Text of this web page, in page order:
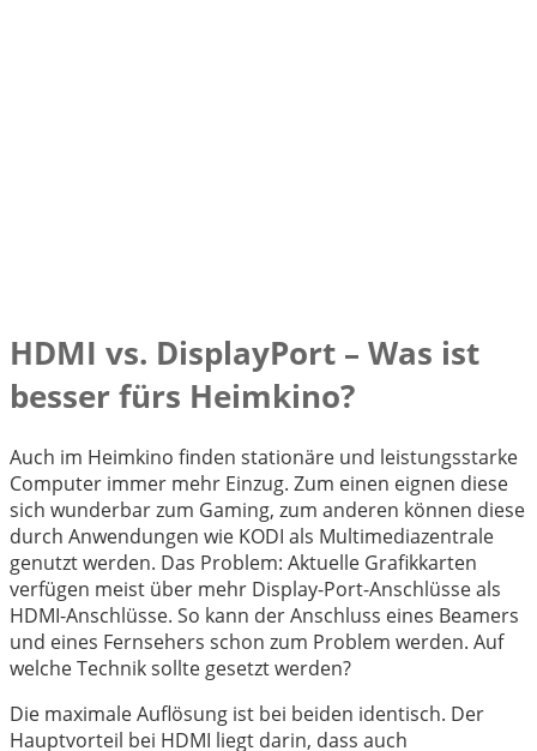
HDMI vs. DisplayPort – Was ist
besser fürs Heimkino?
Auch im Heimkino finden stationäre und leistungsstarke
Computer immer mehr Einzug. Zum einen eignen diese
sich wunderbar zum Gaming, zum anderen können diese
durch Anwendungen wie KODI als Multimediazentrale
genutzt werden. Das Problem: Aktuelle Grafikkarten
verfügen meist über mehr Display-Port-Anschlüsse als
HDMI-Anschlüsse. So kann der Anschluss eines Beamers
und eines Fernsehers schon zum Problem werden. Auf
welche Technik sollte gesetzt werden?
Die maximale Auflösung ist bei beiden identisch. Der
Hauptvorteil bei HDMI liegt darin, dass auch